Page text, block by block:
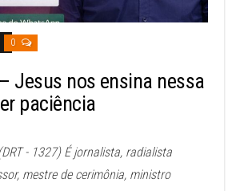
0
Jesus nos ensina nessa
paciência
- 1327) É jornalista, radialista
mestre de cerimônia, ministro